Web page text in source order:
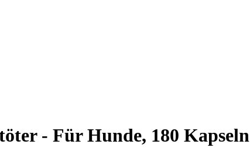
- Für Hunde, 180 Kapseln